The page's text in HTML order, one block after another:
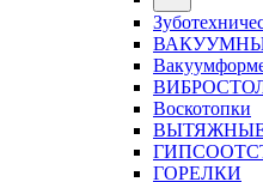
Воскотопки
ГОРЕЛКИ